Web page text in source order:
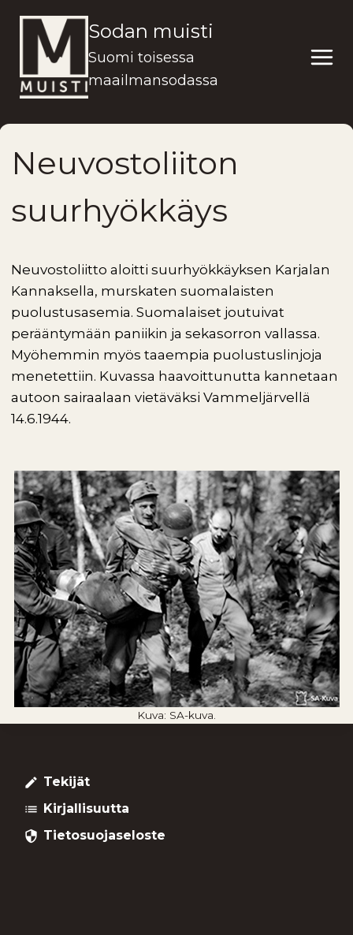
sisältöön
Sodan muisti
Suomi toisessa
maailmansodassa
Neuvostoliiton
suurhyökkäys
Neuvostoliitto aloitti suurhyökkäyksen Karjalan
Kannaksella, murskaten suomalaisten
puolustusasemia. Suomalaiset joutuivat
perääntymään paniikin ja sekasorron vallassa.
Myöhemmin myös taaempia puolustuslinjoja
menetettiin. Kuvassa haavoittunutta kannetaan
autoon sairaalaan vietäväksi Vammeljärvellä
14.6.1944.
Kuva: SA-kuva.
create Tekijät
list Kirjallisuutta
security Tietosuojaseloste